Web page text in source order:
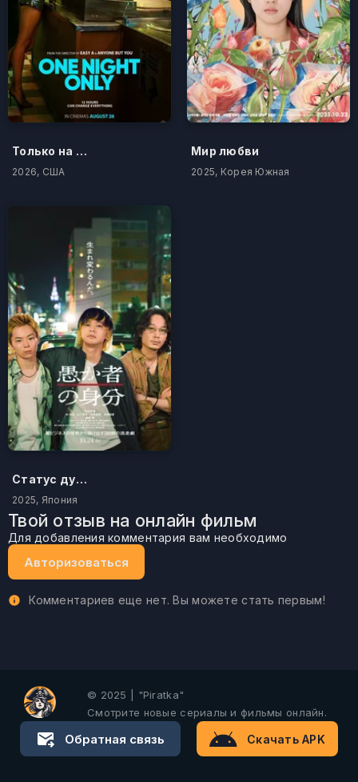
Только на одну ночь
2026, США
Мир любви
2025, Корея Южная
Статус дурака
2025, Япония
Твой отзыв на онлайн фильм
Для добавления комментария вам необходимо
Авторизоваться
Комментариев еще нет. Вы можете стать первым!
© 2025 | "Piratka"
Смотрите новые сериалы и фильмы онлайн.
Обратная связь Скачать APK